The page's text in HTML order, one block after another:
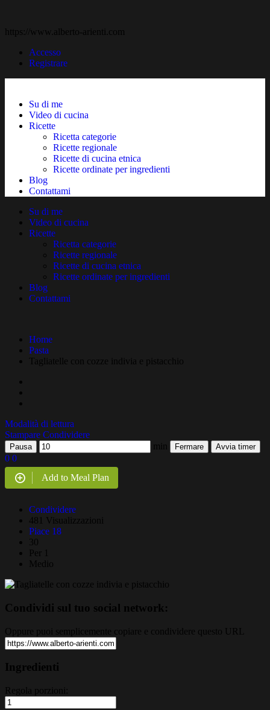
https://www.alberto-arienti.com
Accesso
Registrare
Su di me
Video di cucina
Ricette
Ricetta categorie
Ricette regionale
Ricette di cucina etnica
Ricette ordinate per ingredienti
Blog
Contattami
Su di me
Video di cucina
Ricette
Ricetta categorie
Ricette regionale
Ricette di cucina etnica
Ricette ordinate per ingredienti
Blog
Contattami
Home
Pasta
Tagliatelle con cozze indivia e pistacchio
Modalità di lettura
Stampare Condividere
Pausa min Fermare Avvia timer
0 0
Add to Meal Plan
Condividere
481 Visualizzazioni
Piace 18
30
Per 1
Medio
Condividi sul tuo social network:
Oppure puoi semplicemente copiare e condividere questo URL
Ingredienti
Regola porzioni: